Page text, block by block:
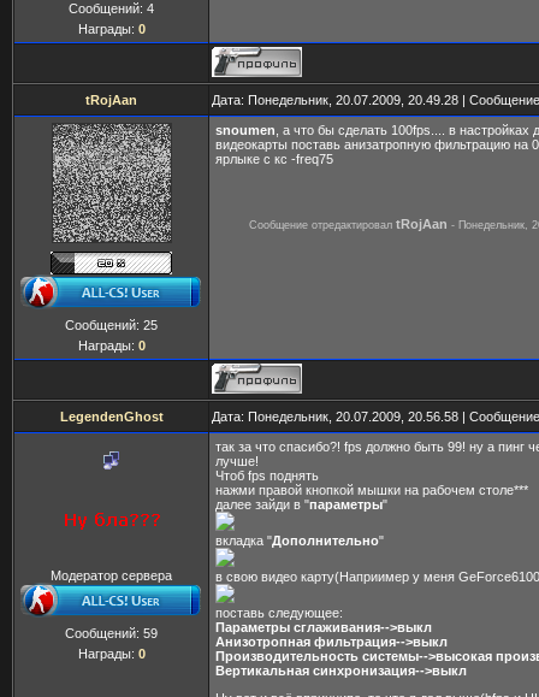
Сообщений: 4
Награды: 0
tRojAan Дата: Понедельник, 20.07.2009, 20.49.28 |
Сообщений: 25
Награды: 0
snoumen , а что бы сделать 100fps.... в настройках
видеокарты поставь анизатропную фильтрацию на
ярлыке с кс -freq75
Сообщение отредактировал tRojAan - Понедельник,
LegendenGhost Дата: Понедельник, 20.07.2009, 20.56.58 |
Модератор сервера
Сообщений: 59
Награды: 0
так за что спасибо?! fps должно быть 99! ну а пинг
лучше!
Чтоб fps поднять
нажми правой кнопкой мышки на рабочем столе***
далее зайди в "параметры"
вкладка "Дополнительно"
в свою видео карту(Наприимер у меня
поставь следующее:
Параметры сглаживания-->выкл
Анизотропная фильтрация-->выкл
Производительность системы-->высокая
Вертикальная синхронизация-->выкл